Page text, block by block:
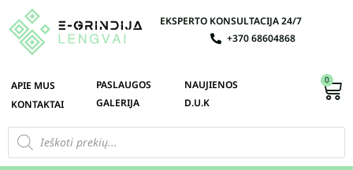
EKSPERTO KONSULTACIJA 24/7
+370 68604868
APIE MUS
KONTAKTAI
PASLAUGOS
GALERIJA
NAUJIENOS
D.U.K
0